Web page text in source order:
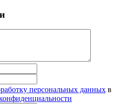
персональных данных в